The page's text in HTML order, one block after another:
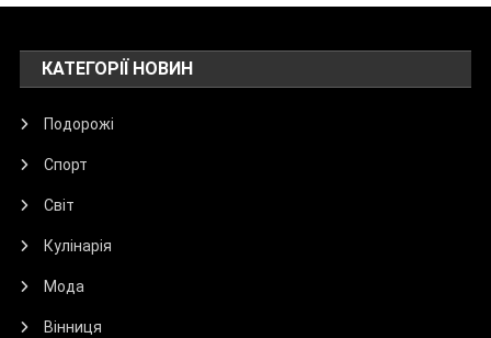
КАТЕГОРІЇ НОВИН
Подорожі
Спорт
Світ
Кулінарія
Мода
Вінниця